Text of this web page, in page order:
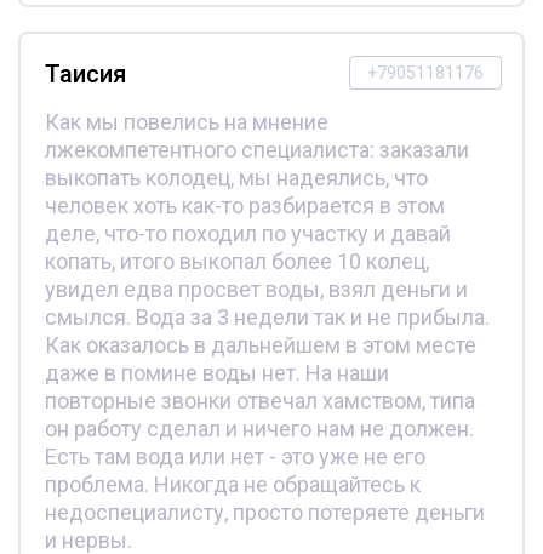
+79051181176
Таисия
Как мы повелись на мнение
лжекомпетентного специалиста: заказали
выкопать колодец, мы надеялись, что
человек хоть как-то разбирается в этом
деле, что-то походил по участку и давай
копать, итого выкопал более 10 колец,
увидел едва просвет воды, взял деньги и
смылся. Вода за 3 недели так и не прибыла.
Как оказалось в дальнейшем в этом месте
даже в помине воды нет. На наши
повторные звонки отвечал хамством, типа
он работу сделал и ничего нам не должен.
Есть там вода или нет - это уже не его
проблема. Никогда не обращайтесь к
недоспециалисту, просто потеряете деньги
и нервы.